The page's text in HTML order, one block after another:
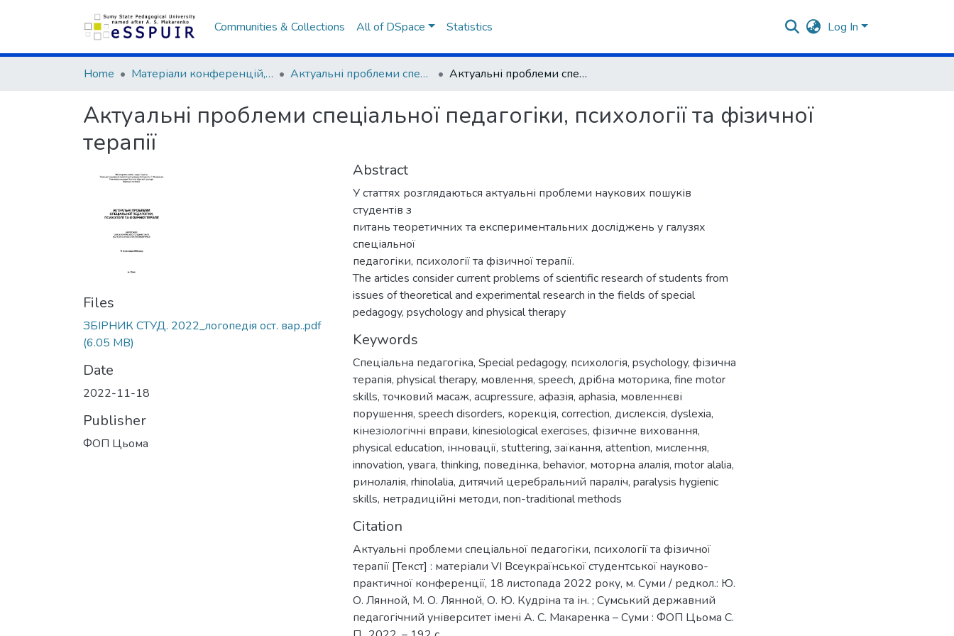
Communities & Collections All of DSpace Statistics Log In
Home Матеріали конференцій, семінарів, читань Актуальні проблеми спеціальної педагогіки, психології та фізичної терапії Актуальні проблеми спеціальної педагогіки, психології та фізичної терапії
Актуальні проблеми спеціальної педагогіки, психології та фізичної
терапії
Files
ЗБІРНИК СТУД. 2022_логопедія ост. вар..pdf
(6.05 MB)
Date
2022-11-18
Publisher
ФОП Цьома
Abstract
У статтях розглядаються актуальні проблеми наукових пошуків
студентів з
питань теоретичних та експериментальних досліджень у галузях
спеціальної
педагогіки, психології та фізичної терапії.
The articles consider current problems of scientific research of students from
issues of theoretical and experimental research in the fields of special
pedagogy, psychology and physical therapy
Keywords
Спеціальна педагогіка, Special pedagogy, психологія, psychology, фізична
терапія, physical therapy, мовлення, speech, дрібна моторика, fine motor
skills, точковий масаж, acupressure, афазія, aphasia, мовленнєві
порушення, speech disorders, корекція, correction, дислексія, dyslexia,
кінезіологічні вправи, kinesiological exercises, фізичне виховання,
physical education, інновації, stuttering, заїкання, attention, мислення,
innovation, увага, thinking, поведінка, behavior, моторна алалія, motor alalia,
ринолалія, rhinolalia, дитячий церебральний параліч, paralysis hygienic
skills, нетрадиційні методи, non-traditional methods
Citation
Актуальні проблеми спеціальної педагогіки, психології та фізичної
терапії [Текст] : матеріали VІ Всеукраїнської студентської науково-
практичної конференції, 18 листопада 2022 року, м. Суми / редкол.: Ю.
О. Лянной, М. О. Лянной, О. Ю. Кудріна та ін. ; Сумський державний
педагогічний університет імені А. С. Макаренка – Суми : ФОП Цьома С.